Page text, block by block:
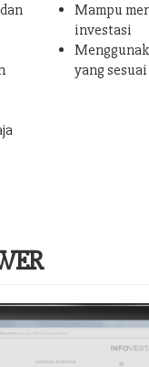
Mampu
investasi
yang